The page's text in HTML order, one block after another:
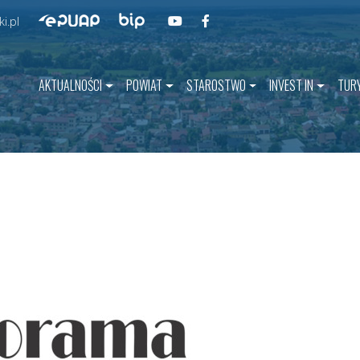
Przejdź do ePUAPPrzejdź do BIPPrzejdź do naszego kanału na
AKTUALNOŚCI POWIAT STAROSTWO INVEST IN